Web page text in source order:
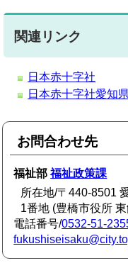
関連リンク
日本赤十字社
日本赤十字社愛知
お問合わせ先
福祉部福祉政策課
所在地/〒440-8501
1番地 (豊橋市役所
電話番号/0532-51-